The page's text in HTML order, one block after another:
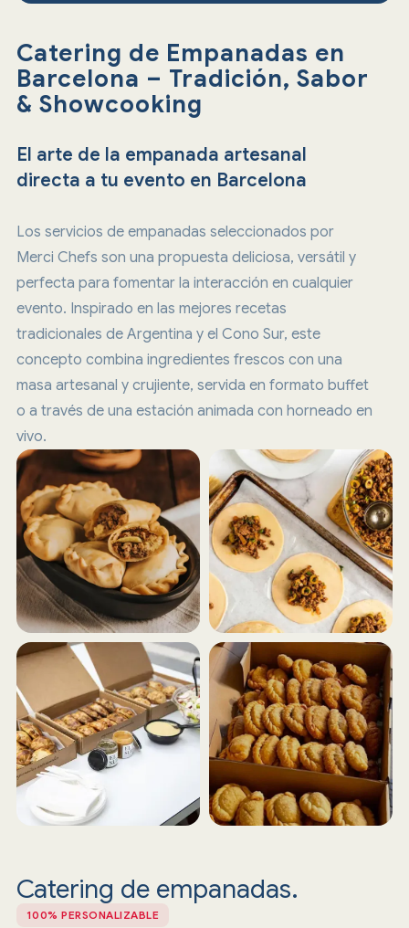
Catering de Empanadas en
Barcelona – Tradición, Sabor
& Showcooking
El arte de la empanada artesanal
directa a tu evento en Barcelona
Los servicios de empanadas seleccionados por
Merci Chefs son una propuesta deliciosa, versátil y
perfecta para fomentar la interacción en cualquier
evento. Inspirado en las mejores recetas
tradicionales de Argentina y el Cono Sur, este
concepto combina ingredientes frescos con una
masa artesanal y crujiente, servida en formato buffet
o a través de una estación animada con horneado en
vivo.
Catering de empanadas.
100% PERSONALIZABLE